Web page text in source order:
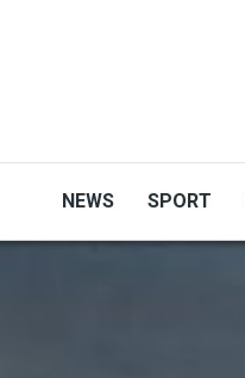
NEWS SPORT